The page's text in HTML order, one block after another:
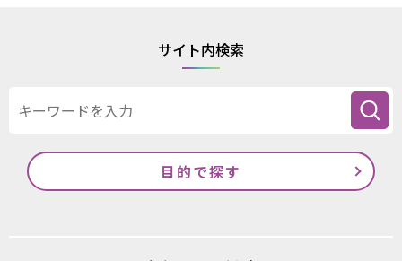
サイト内検索
目的で探す